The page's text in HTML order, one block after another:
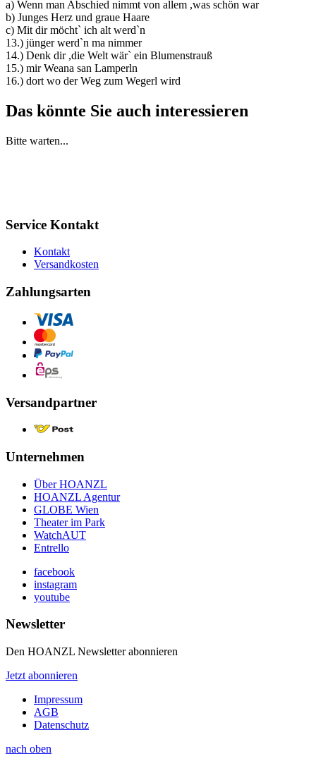
a) Wenn man Abschied nimmt von allem ,was schön war
b) Junges Herz und graue Haare
c) Mit dir möcht` ich alt werd`n
13.) jünger werd`n ma nimmer
14.) Denk dir ,die Welt wär` ein Blumenstrauß
15.) mir Weana san Lamperln
16.) dort wo der Weg zum Wegerl wird
Das könnte Sie auch interessieren
Bitte warten...
Service Kontakt
Kontakt
Versandkosten
Zahlungsarten
Versandpartner
Unternehmen
Über HOANZL
HOANZL Agentur
GLOBE Wien
Theater im Park
WatchAUT
Entrello
facebook
instagram
youtube
Newsletter
Den HOANZL Newsletter abonnieren
Jetzt abonnieren
Impressum
AGB
Datenschutz
nach oben